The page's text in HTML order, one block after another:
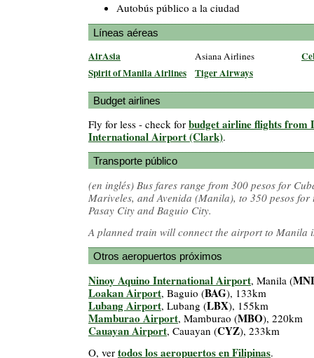
Autobús público a la ciudad
Líneas aéreas
AirAsia Asiana Airlines
Spirit of Manila Airlines Tiger Airways
Budget airlines
Fly for less - check for budget airline flights from
International Airport (Clark).
Transporte público
(en inglés) Bus fares range from 300 pesos for
Mariveles, and Avenida (Manila), to 350 pesos for
Pasay City and Baguio City.
A planned train will connect the airport to Manila
Otros aeropuertos próximos
Ninoy Aquino International Airport, Manila (
Loakan Airport, Baguio (BAG), 133km
Lubang Airport, Lubang (LBX), 155km
Mamburao Airport, Mamburao (MBO), 220km
Cauayan Airport, Cauayan (CYZ), 233km
O, ver todos los aeropuertos en Filipinas.